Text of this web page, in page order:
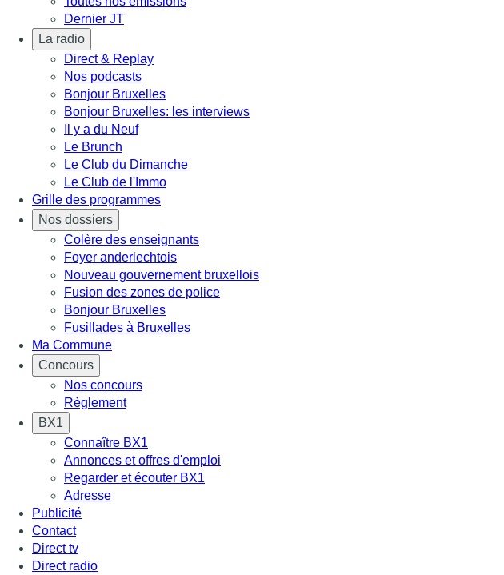
Dernier JT
La radio
Direct & Replay
Nos podcasts
Bonjour Bruxelles
Bonjour Bruxelles: les interviews
Il y a du Neuf
Le Brunch
Le Club du Dimanche
Le Club de l'Immo
Grille des programmes
Nos dossiers
Colère des enseignants
Foyer anderlechtois
Nouveau gouvernement bruxellois
Fusion des zones de police
Bonjour Bruxelles
Fusillades à Bruxelles
Ma Commune
Concours
Nos concours
Règlement
BX1
Connaître BX1
Annonces et offres d'emploi
Regarder et écouter BX1
Adresse
Publicité
Contact
Direct tv
Direct radio